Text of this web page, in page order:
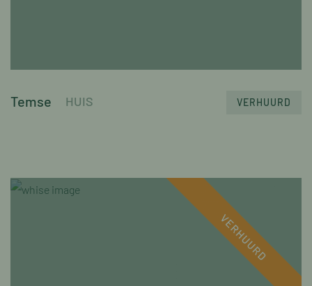
Temse HUIS VERHUURD